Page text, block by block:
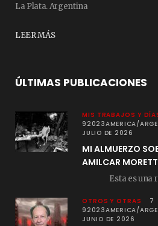
La Plata. Argentina
LEER MÁS
ÚLTIMAS PUBLICACIONES
MIS TRABAJOS Y
92023AMERICA/
JULIO DE 2026
MI ALMUERZO
AMILCAR
OTROS Y OTRAS
7
92023AMERICA/
JUNIO DE 2026